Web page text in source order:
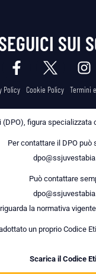
SUI
Policy Cookie Policy Termini
figura
Per contattare il DPO può
Può contattare
riguarda la normativa
un proprio Codice
Scarica il Codice